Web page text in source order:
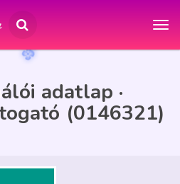
adatlap ·
(0146321)